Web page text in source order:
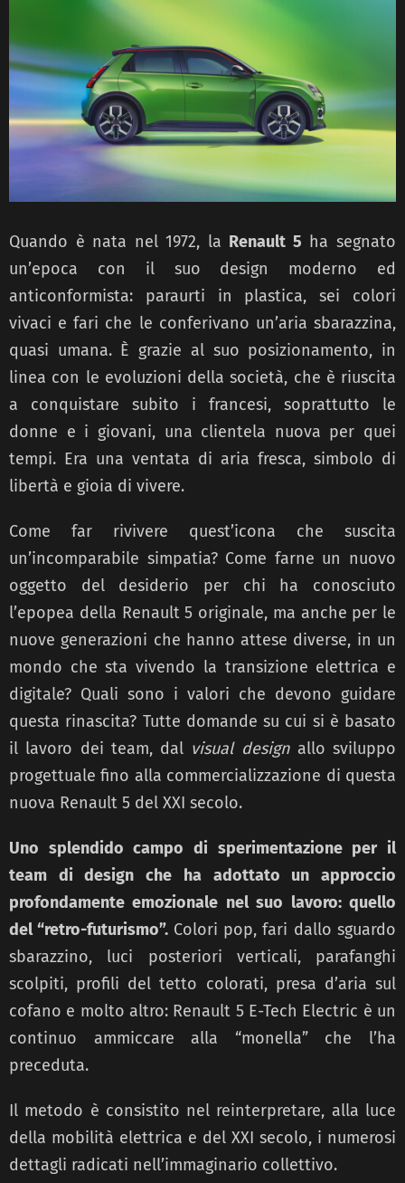
Quando è nata nel 1972, la Renault 5 ha segnato
un’epoca con il suo design moderno ed
anticonformista: paraurti in plastica, sei colori
vivaci e fari che le conferivano un’aria sbarazzina,
quasi umana. È grazie al suo posizionamento, in
linea con le evoluzioni della società, che è riuscita
a conquistare subito i francesi, soprattutto le
donne e i giovani, una clientela nuova per quei
tempi. Era una ventata di aria fresca, simbolo di
libertà e gioia di vivere.
Come far rivivere quest’icona che suscita
un’incomparabile simpatia? Come farne un nuovo
oggetto del desiderio per chi ha conosciuto
l’epopea della Renault 5 originale, ma anche per le
nuove generazioni che hanno attese diverse, in un
mondo che sta vivendo la transizione elettrica e
digitale? Quali sono i valori che devono guidare
questa rinascita? Tutte domande su cui si è basato
il lavoro dei team, dal visual design allo sviluppo
progettuale fino alla commercializzazione di questa
nuova Renault 5 del XXI secolo.
Uno splendido campo di sperimentazione per il
team di design che ha adottato un approccio
profondamente emozionale nel suo lavoro: quello
del “retro-futurismo”. Colori pop, fari dallo sguardo
sbarazzino, luci posteriori verticali, parafanghi
scolpiti, profili del tetto colorati, presa d’aria sul
cofano e molto altro: Renault 5 E-Tech Electric è un
continuo ammiccare alla “monella” che l’ha
preceduta.
Il metodo è consistito nel reinterpretare, alla luce
della mobilità elettrica e del XXI secolo, i numerosi
dettagli radicati nell’immaginario collettivo.